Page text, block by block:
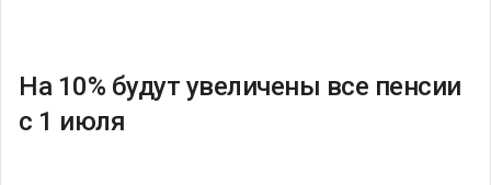
На 10% будут увеличены все пенсии
с 1 июля